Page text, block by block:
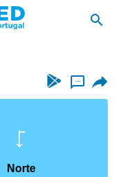
...
Norte